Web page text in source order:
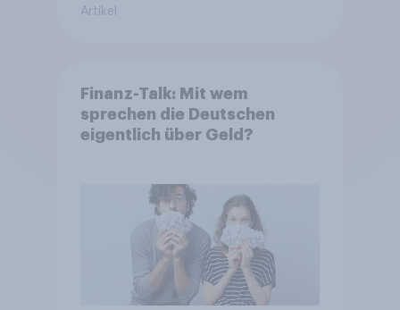
Artikel
Finanz-Talk: Mit wem
sprechen die Deutschen
eigentlich über Geld?